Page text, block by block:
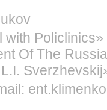
with
Of The